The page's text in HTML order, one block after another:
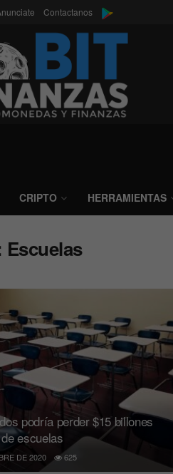
Contactanos
CRIPTO HERRAMIENTAS
Escuelas
podría perder $15 billones
escuelas
DE 2020 625